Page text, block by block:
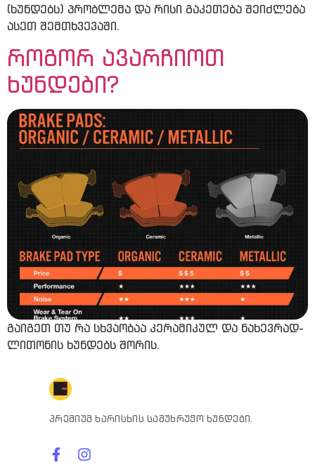
(ხუნდებს) პრობლემა და რისი გაკეთება შეიძლება
ასეთ შემთხვევაში.
როგორ ავარჩიოთ
ხუნდები?
გაიგეთ თუ რა სხვაობაა კერამიკულ და ნახევრად-
ლითონის ხუნდებს შორის.
პრემიუმ ხარისხის სამუხრუჭო ხუნდები.